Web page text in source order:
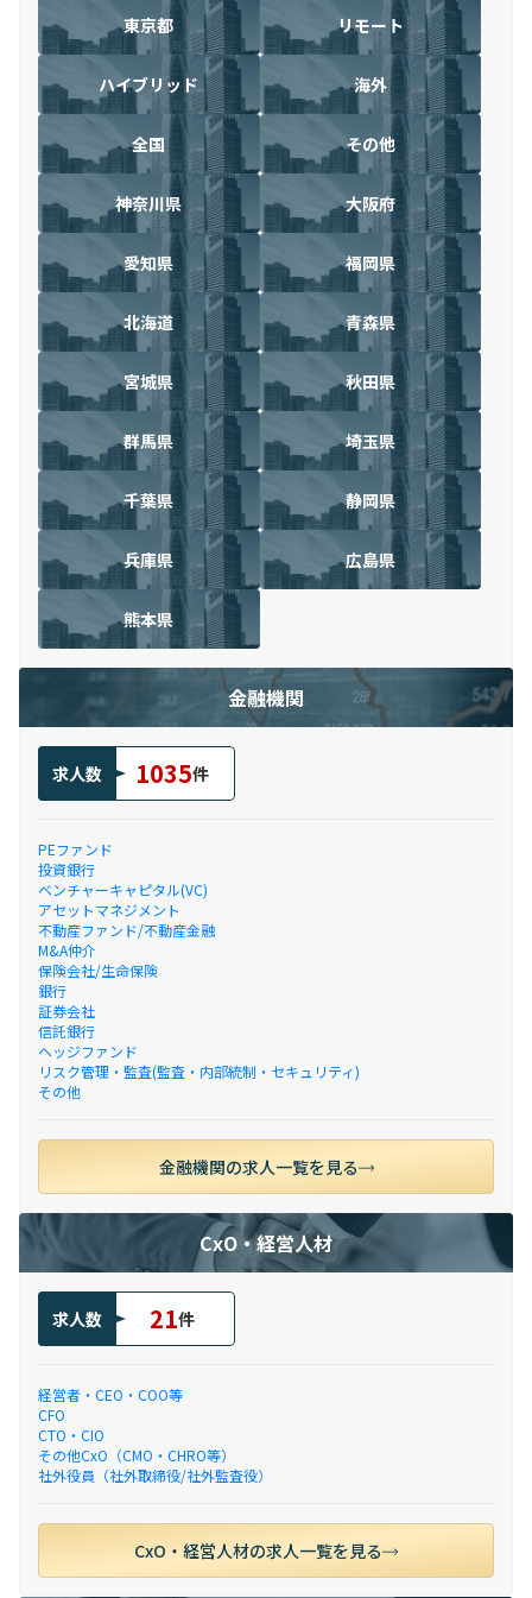
東京都 リモート
ハイブリッド 海外
全国 その他
神奈川県 大阪府
愛知県 福岡県
北海道 青森県
宮城県 秋田県
群馬県 埼玉県
千葉県 静岡県
兵庫県 広島県
熊本県
金融機関
求人数 1035件
PEファンド
投資銀行
ベンチャーキャピタル(VC)
アセットマネジメント
不動産ファンド/不動産金融
M&A仲介
保険会社/生命保険
銀行
証券会社
信託銀行
ヘッジファンド
リスク管理・監査(監査・内部統制・セキュリティ)
その他
金融機関の求人一覧を見る
CxO・経営人材
求人数 21件
経営者・CEO・COO等
CFO
CTO・CIO
その他CxO（CMO・CHRO等）
社外役員（社外取締役/社外監査役）
CxO・経営人材の求人一覧を見る